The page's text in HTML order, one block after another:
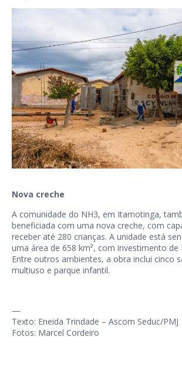
Nova creche
A comunidade do NH3, em Itamotinga,
beneficiada com uma nova creche, com
receber até 280 crianças. A unidade está
uma área de 658 km², com investimento de
Entre outros ambientes, a obra inclui cinco
multiuso e parque infantil.
—
Texto: Eneida Trindade – Ascom Seduc/PMJ
Fotos: Marcel Cordeiro